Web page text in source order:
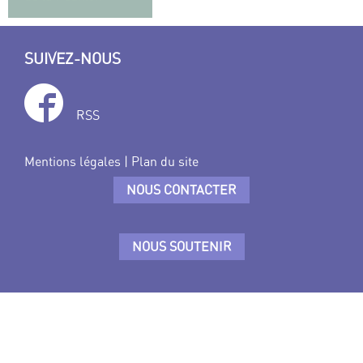
SUIVEZ-NOUS
RSS
Mentions légales | Plan du site
NOUS CONTACTER
NOUS SOUTENIR